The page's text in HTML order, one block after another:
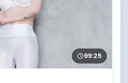
99:25